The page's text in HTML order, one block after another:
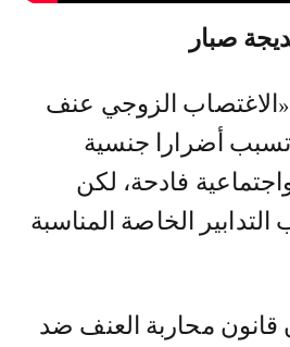
صبار
«الاغتصاب الزوجي عنف
تسبب أضرارا جنسية
فادحة، لكن
التدابير الخاصة المناسبة
قانون محاربة العنف ضد